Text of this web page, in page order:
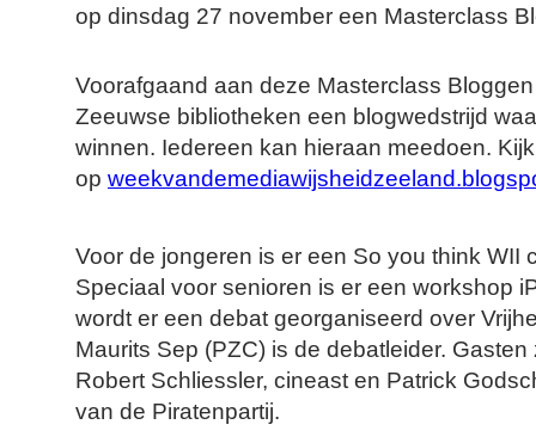
op dinsdag 27 november een Masterclass
Voorafgaand aan deze Masterclass
Zeeuwse bibliotheken een blogwedstrijd
winnen. Iedereen kan hieraan meedoen.
op
Voor de jongeren is er een So you think WII
Speciaal voor senioren is er een workshop
wordt er een debat georganiseerd over
Maurits Sep (PZC) is de debatleider.
Robert Schliessler, cineast en Patrick
van de Piratenpartij.